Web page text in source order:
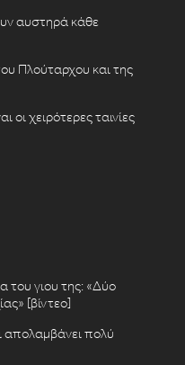
αυστηρά κάθε
Πλούταρχου και της
οι χειρότερες ταινίες
του γιου της: «Δύο
[βίντεο]
πολύ